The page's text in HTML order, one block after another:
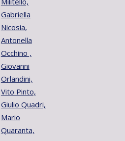
Gabriella
Nicosia,
Antonella
Occhino ,
Giovanni
Orlandini,
Vito Pinto,
Giulio Quadri,
Mario
Quaranta,